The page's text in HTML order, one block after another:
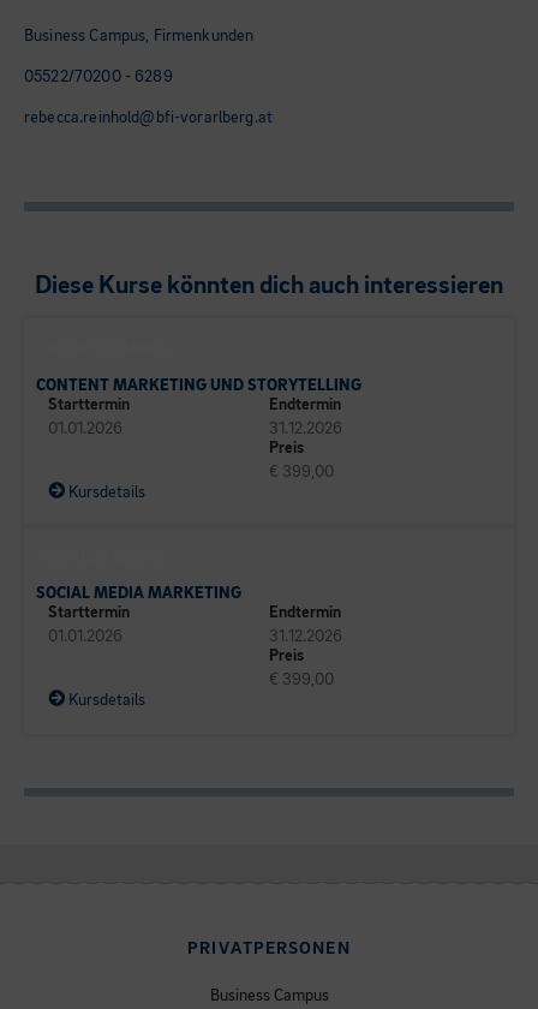
Business Campus, Firmenkunden
05522/70200 - 6289
rebecca.reinhold@bfi-vorarlberg.at
Diese Kurse könnten dich auch interessieren
CONTENT MARKETING UND STORYTELLING
Starttermin
01.01.2026
Endtermin
31.12.2026
Preis
€ 399,00
Kursdetails
SOCIAL MEDIA MARKETING
Starttermin
01.01.2026
Endtermin
31.12.2026
Preis
€ 399,00
Kursdetails
PRIVATPERSONEN
Business Campus